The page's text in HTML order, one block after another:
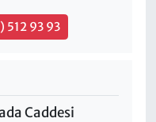
512 93 93
Caddesi